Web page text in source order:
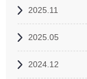
2025.11
2025.05
2024.12